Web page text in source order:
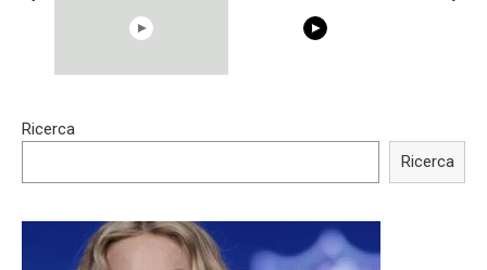
Shocking illusion - Pretty
Trying BOLLYWOOD
Ricerca
Ricerca